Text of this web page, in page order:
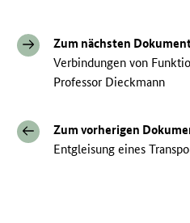
Zum nächsten
Verbindungen von
Professor Dieckmann
Zum vorherigen
Entgleisung eines